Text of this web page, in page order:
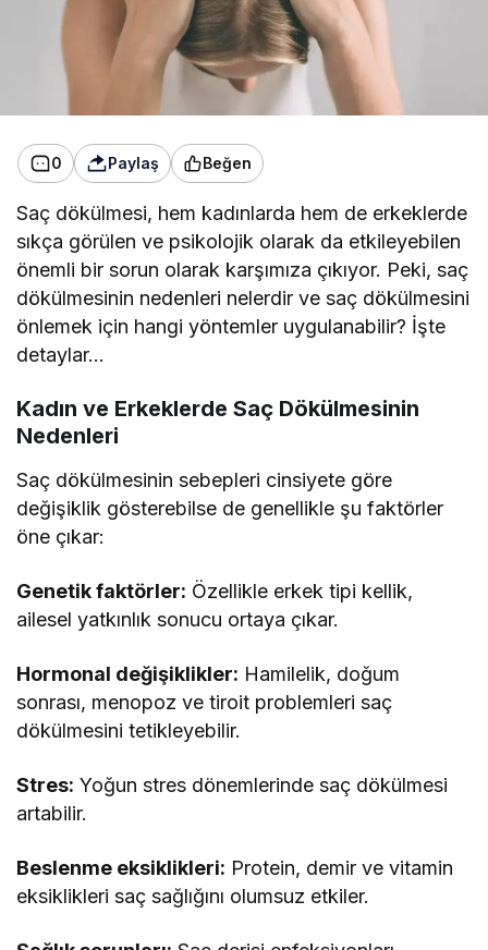
0 Paylaş Beğen
Saç dökülmesi, hem kadınlarda hem de erkeklerde
sıkça görülen ve psikolojik olarak da etkileyebilen
önemli bir sorun olarak karşımıza çıkıyor. Peki, saç
dökülmesinin nedenleri nelerdir ve saç dökülmesini
önlemek için hangi yöntemler uygulanabilir? İşte
detaylar…
Kadın ve Erkeklerde Saç Dökülmesinin
Nedenleri
Saç dökülmesinin sebepleri cinsiyete göre
değişiklik gösterebilse de genellikle şu faktörler
öne çıkar:
Genetik faktörler: Özellikle erkek tipi kellik,
ailesel yatkınlık sonucu ortaya çıkar.
Hormonal değişiklikler: Hamilelik, doğum
sonrası, menopoz ve tiroit problemleri saç
dökülmesini tetikleyebilir.
Stres: Yoğun stres dönemlerinde saç dökülmesi
artabilir.
Beslenme eksiklikleri: Protein, demir ve vitamin
eksiklikleri saç sağlığını olumsuz etkiler.